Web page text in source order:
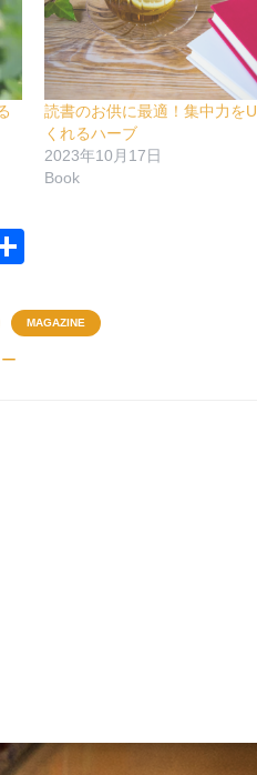
読書のお供に最適！集中力を
くれるハーブ
2023年10月17日
Book
MAGAZINE